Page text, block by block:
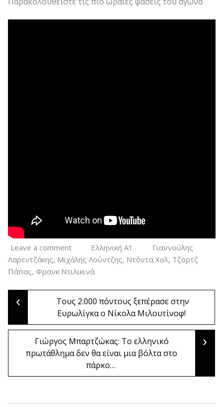
Leave a comment Ελληνική Α1
Γιαννούλης
Λαρεντζάκης, Μιχάλης Λούντζης, Ντόντα Χολ, Τζορτζ
Πάπας, Φρανκ Ντιλικινά
Post
navigation
‹
Τους 2.000 πόντους ξεπέρασε στην
Ευρωλίγκα ο Νίκολα Μιλουτίνοφ!
Γιώργος Μπαρτζώκας: Το ελληνικό
πρωτάθλημα δεν θα είναι μια βόλτα στο
πάρκο…
›